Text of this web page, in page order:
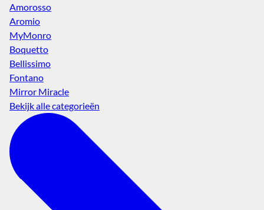
Amorosso
Aromio
MyMonro
Boquetto
Bellissimo
Fontano
Mirror Miracle
Bekijk alle categorieën